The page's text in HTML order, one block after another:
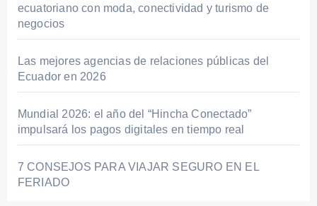
ecuatoriano con moda, conectividad y turismo de
negocios
Las mejores agencias de relaciones públicas del
Ecuador en 2026
Mundial 2026: el año del “Hincha Conectado”
impulsará los pagos digitales en tiempo real
7 CONSEJOS PARA VIAJAR SEGURO EN EL
FERIADO